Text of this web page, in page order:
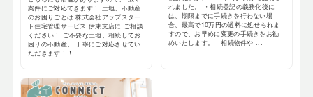
案件にご対応できます！ 土地、不動産
のお困りごとは 株式会社アップスター
ト住宅管理サービス 伊東支店に ご相談
ください！ ご不要な土地、相続してお
困りの不動産、 丁寧にご対応させてい
ただきます！！ ...
れました。 ・相続登記の義務化後に
は、期限までに手続きを行わない場
合、最高で10万円の過料に処せられま
すので、お早めに変更の手続きをお勧
めいたします。 相続物件や ...